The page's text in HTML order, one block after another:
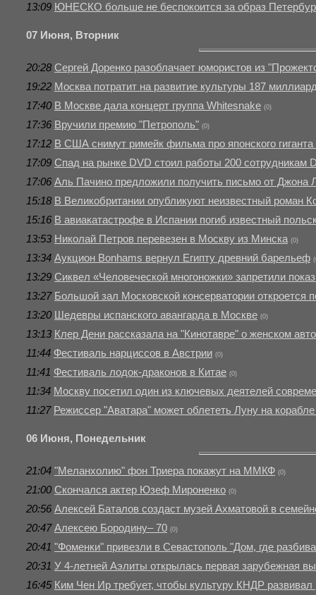
13:09 ЮНЕСКО больше не беспокоится за образ
07 Июня, Вторник
20:28 Сергей Доренко разоблачает юмористов из
19:22 Москва потратит на развитие культуры 187
17:40 В Москве дала концерт группа Whitesnake (0)
17:36 Вручили премию "Петрополь" (0)
17:12 В США снимут римейк фильма про японского гиганта
17:09 Спад на рынке DVD стоил работы 200 сотрудникам
17:06 Аль Пачино предложили получить письмо от Джона
15:18 В Великобритании опубликуют неизвестный роман
15:16 В авиакатастрофе в Испании погиб известный
13:53 Николай Петров перевезен в Москву из Минска (0)
13:34 Аукцион Bonhams вернул Египту древний барельеф
13:29 Сиквел «Человеческой многоножки» запретили
13:27 Большой зал Московской консерватории откроется
13:20 Шедевры испанского авангарда в Москве (0)
13:13 Клер Дени рассказала на "Кинотавре" о женском
11:44 Фестиваль нарциссов в Австрии (0)
11:41 Фестиваль лодок-драконов в Китае (0)
11:34 Москву посетил один из ключевых деятелей
11:27 Режиссер "Аватара" может облететь Луну на
06 Июня, Понедельник
21:04 "Меланхолию" фон Триера покажут на ММКФ (0)
21:00 Скончался актер Юзеф Мироненко (0)
20:56 Алексей Баталов создаст музей Ахматовой в
20:47 Алексею Бородину– 70 (0)
20:41 "Фоменки" привезли в Севастополь "Дом, где
20:31 У 4-летней Аэлиты открылась первая зарубежная
16:45 Ким Чен Ир требует, чтобы культуру КНДР развивал